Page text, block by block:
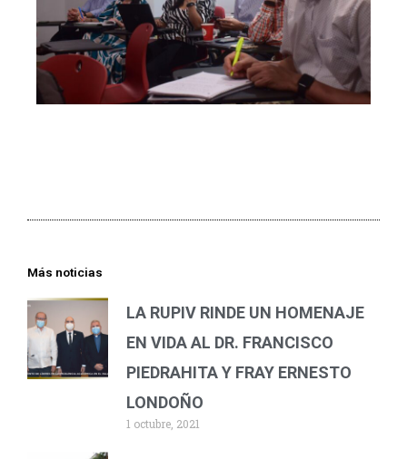
Más noticias
LA RUPIV RINDE UN HOMENAJE
EN VIDA AL DR. FRANCISCO
PIEDRAHITA Y FRAY ERNESTO
LONDOÑO
1 octubre, 2021